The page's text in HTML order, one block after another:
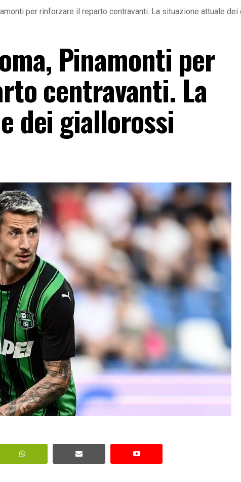
per rinforzare il reparto centravanti. La situazione attuale
Pinamonti per
centravanti. La
dei giallorossi